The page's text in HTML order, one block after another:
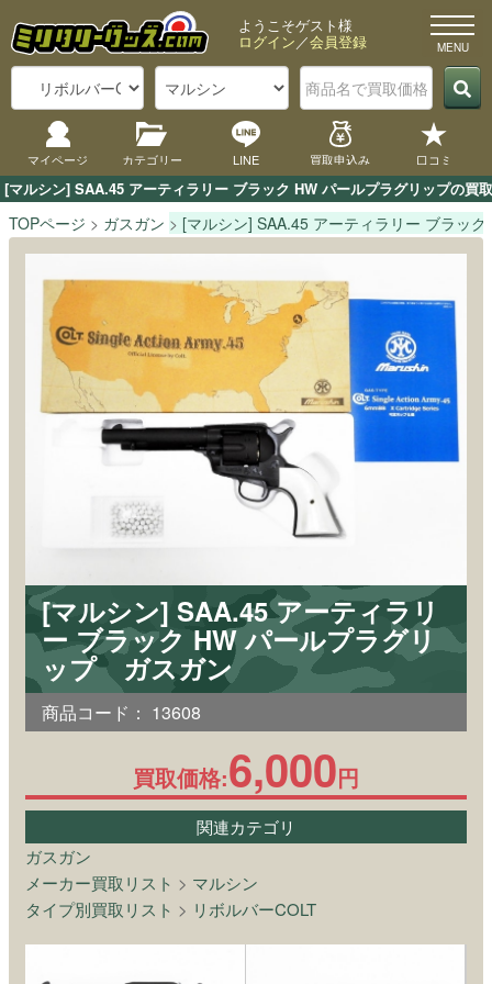
[マルシン] SAA.45 アーティラリー ブラック HW パールプラグリップの
ようこそゲスト様
ログイン／会員登録
マイページ カテゴリー LINE 買取申込み 口コミ
TOPページ ガスガン [マルシン] SAA.45 アーティラリー ブラッ
[マルシン] SAA.45 アーティラリ
ー ブラック HW パールプラグリ
ップ ガスガン
商品コード： 13608
買取価格:6,000円
関連カテゴリ
ガスガン
メーカー買取リスト > マルシン
タイプ別買取リスト > リボルバーCOLT